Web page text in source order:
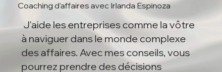
J'aide les entreprises comme la vôtre
à naviguer dans le monde complexe
des affaires. Avec mes conseils, vous
pourrez prendre des décisions
Coaching d'affaires avec Irlanda Espinoza